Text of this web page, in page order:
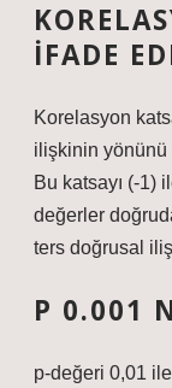
IFADE
Korelasyon
ilişkinin yönünü
Bu katsayı (-1)
değerler
ters doğrusal
P 0.001
p-değeri 0,01